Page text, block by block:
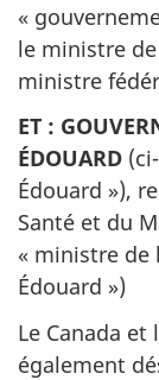
«
le ministre
ministre
ET :
ÉDOUARD
Édouard »),
Santé et du
« ministre de
Édouard »)
Le Canada
également